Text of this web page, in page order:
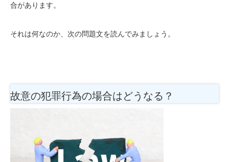
合があります。
それは何なのか、次の問題文を読んでみましょう。
故意の犯罪行為の場合はどうなる？